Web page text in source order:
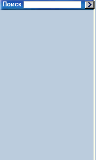
Поиск